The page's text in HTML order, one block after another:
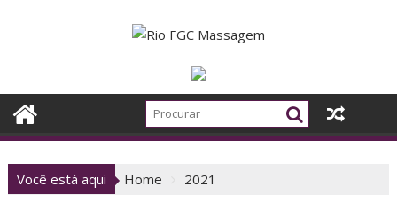
Você está aqui Home 2021